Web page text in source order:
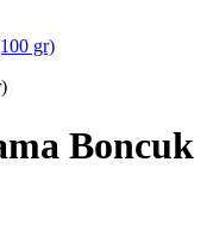
Boncuk